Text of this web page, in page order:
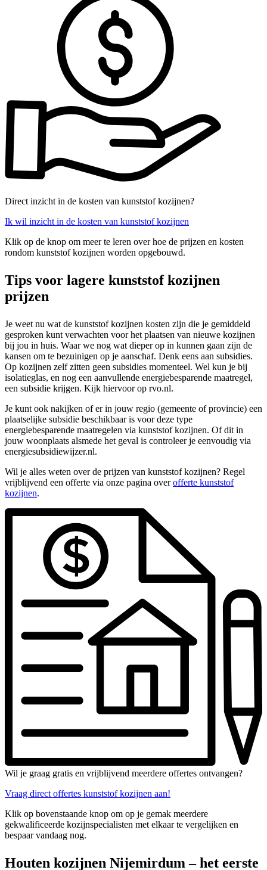
Direct inzicht in de kosten van kunststof kozijnen?
Ik wil inzicht in de kosten van kunststof kozijnen
Klik op de knop om meer te leren over hoe de prijzen en kosten
rondom kunststof kozijnen worden opgebouwd.
Tips voor lagere kunststof kozijnen
prijzen
Je weet nu wat de kunststof kozijnen kosten zijn die je gemiddeld
gesproken kunt verwachten voor het plaatsen van nieuwe kozijnen
bij jou in huis. Waar we nog wat dieper op in kunnen gaan zijn de
kansen om te bezuinigen op je aanschaf. Denk eens aan subsidies.
Op kozijnen zelf zitten geen subsidies momenteel. Wel kun je bij
isolatieglas, en nog een aanvullende energiebesparende maatregel,
een subsidie krijgen. Kijk hiervoor op rvo.nl.
Je kunt ook nakijken of er in jouw regio (gemeente of provincie) een
plaatselijke subsidie beschikbaar is voor deze type
energiebesparende maatregelen via kunststof kozijnen. Of dit in
jouw woonplaats alsmede het geval is controleer je eenvoudig via
energiesubsidiewijzer.nl.
Wil je alles weten over de prijzen van kunststof kozijnen? Regel
vrijblijvend een offerte via onze pagina overofferte kunststof
kozijnen.
Wil je graag gratis en vrijblijvend meerdere offertes ontvangen?
Vraag direct offertes kunststof kozijnen aan!
Klik op bovenstaande knop om op je gemak meerdere
gekwalificeerde kozijnspecialisten met elkaar te vergelijken en
bespaar vandaag nog.
Houten kozijnen Nijemirdum – het eerste